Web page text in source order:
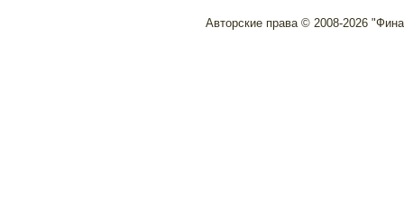
Авторские права © 2008-2026